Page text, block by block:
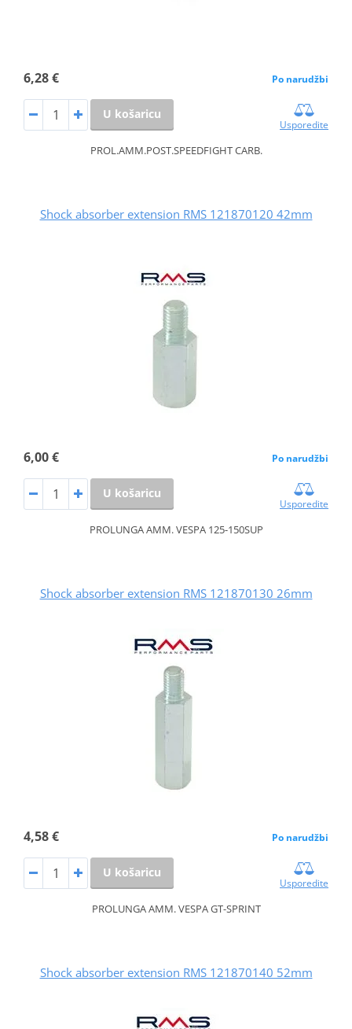
6,28 € Po narudžbi
U košaricu
Usporedite
PROL.AMM.POST.SPEEDFIGHT CARB.
Shock absorber extension RMS 121870120 42mm
6,00 € Po narudžbi
U košaricu
Usporedite
PROLUNGA AMM. VESPA 125-150SUP
Shock absorber extension RMS 121870130 26mm
4,58 € Po narudžbi
U košaricu
Usporedite
PROLUNGA AMM. VESPA GT-SPRINT
Shock absorber extension RMS 121870140 52mm